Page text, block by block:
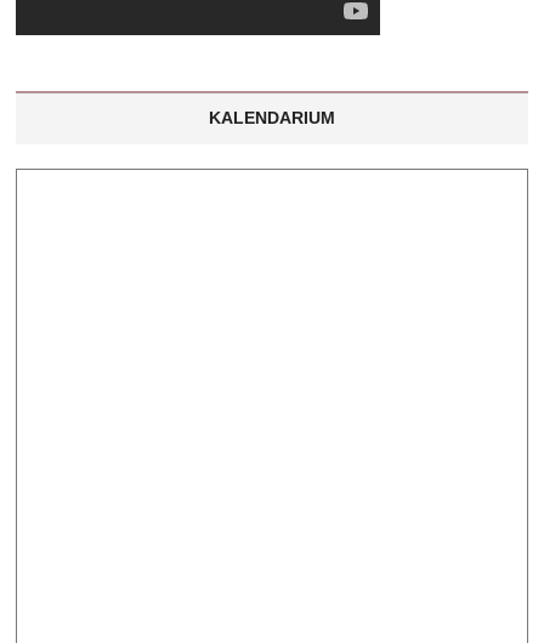
KALENDARIUM